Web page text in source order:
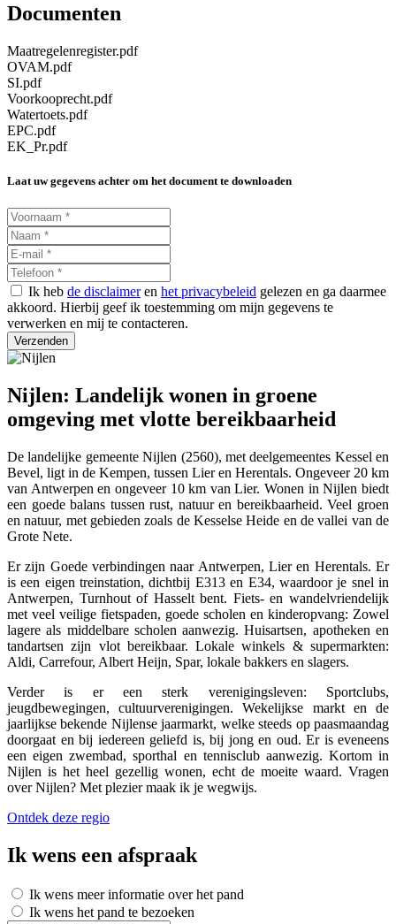
Documenten
Maatregelenregister.pdf
OVAM.pdf
SI.pdf
Voorkooprecht.pdf
Watertoets.pdf
EPC.pdf
EK_Pr.pdf
Laat uw gegevens achter om het document te downloaden
Ik heb de disclaimeren het privacybeleid gelezen en ga daarmee
akkoord. Hierbij geef ik toestemming om mijn gegevens te
verwerken en mij te contacteren.
Verzenden
Nijlen: Landelijk wonen in groene
omgeving met vlotte bereikbaarheid
De landelijke gemeente Nijlen (2560), met deelgemeentes Kessel en
Bevel, ligt in de Kempen, tussen Lier en Herentals. Ongeveer 20 km
van Antwerpen en ongeveer 10 km van Lier. Wonen in Nijlen biedt
een goede balans tussen rust, natuur en bereikbaarheid. Veel groen
en natuur, met gebieden zoals de Kesselse Heide en de vallei van de
Grote Nete.
Er zijn Goede verbindingen naar Antwerpen, Lier en Herentals. Er
is een eigen treinstation, dichtbij E313 en E34, waardoor je snel in
Antwerpen, Turnhout of Hasselt bent. Fiets- en wandelvriendelijk
met veel veilige fietspaden, goede scholen en kinderopvang: Zowel
lagere als middelbare scholen aanwezig. Huisartsen, apotheken en
tandartsen zijn vlot bereikbaar. Lokale winkels & supermarkten:
Aldi, Carrefour, Albert Heijn, Spar, lokale bakkers en slagers.
Verder is er een sterk verenigingsleven: Sportclubs,
jeugdbewegingen, cultuurverenigingen. Wekelijkse markt en de
jaarlijkse bekende Nijlense jaarmarkt, welke steeds op paasmaandag
doorgaat en bij iedereen geliefd is, bij jong en oud. Er is eveneens
een eigen zwembad, sporthal en tennisclub aanwezig. Kortom in
Nijlen is het heel gezellig wonen, echt de moeite waard. Vragen
over Nijlen? Met plezier maak ik je wegwijs.
Ontdek deze regio
Ik wens een afspraak
Ik wens meer informatie over het pand
Ik wens het pand te bezoeken